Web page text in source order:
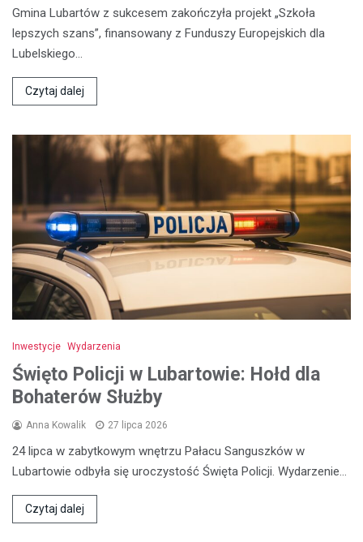
Gmina Lubartów z sukcesem zakończyła projekt „Szkoła
lepszych szans”, finansowany z Funduszy Europejskich dla
Lubelskiego…
Czytaj dalej
Inwestycje Wydarzenia
Święto Policji w Lubartowie: Hołd dla
Bohaterów Służby
Anna Kowalik 27 lipca 2026
24 lipca w zabytkowym wnętrzu Pałacu Sanguszków w
Lubartowie odbyła się uroczystość Święta Policji. Wydarzenie…
Czytaj dalej